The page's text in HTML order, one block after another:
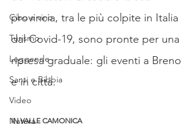
Cibo e vino
Turismo
Leggende
Santi e Bibbia
Video
Natura
provincia, tra le più colpite in Italia
dal Covid-19, sono pronte per una
ripresa graduale: gli eventi a Breno
e in città.
IN VALLE CAMONICA